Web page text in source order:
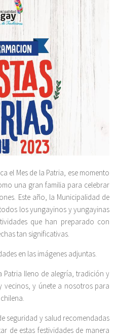
el Mes de la Patria, ese momento
una gran familia para celebrar
Este año, la Municipalidad de
los yungayinos y yungayinas
que han preparado con
tan significativas.
en las imágenes adjuntas.
Patria lleno de alegría, tradición y
vecinos, y únete a nosotros para
seguridad y salud recomendadas
de estas festividades de manera